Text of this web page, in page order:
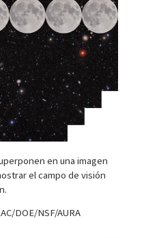
en una imagen
el campo de visión
DOE/NSF/AURA